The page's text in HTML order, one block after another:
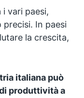
vari paesi,
In paesi
la crescita,
italiana può
produttività a